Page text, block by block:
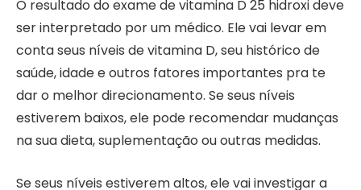
O resultado do exame de vitamina D 25 hidroxi deve
ser interpretado por um médico. Ele vai levar em
conta seus níveis de vitamina D, seu histórico de
saúde, idade e outros fatores importantes pra te
dar o melhor direcionamento. Se seus níveis
estiverem baixos, ele pode recomendar mudanças
na sua dieta, suplementação ou outras medidas.
Se seus níveis estiverem altos, ele vai investigar a